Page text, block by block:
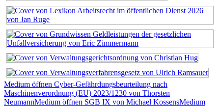
Medium öffnen Cyber-Gefährdungsbeurteilung nach
Maschinenverordnung (EU) 2023/1230 von Thorsten
NeumannMedium öffnen SGB IX von Michael KossensMedium